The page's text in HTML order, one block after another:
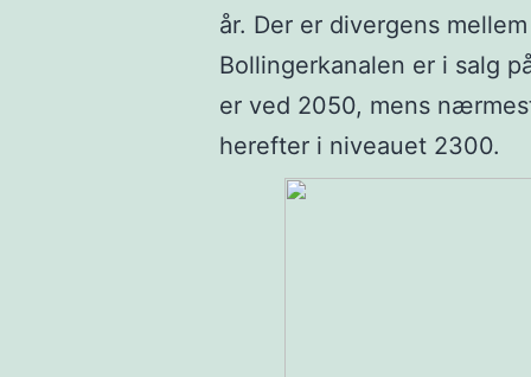
år. Der er divergens
Bollingerkanalen er i salg
er ved 2050, mens
herefter i niveauet 2300.